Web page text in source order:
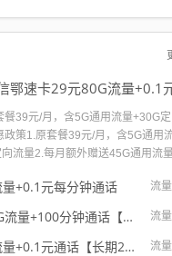
餐39元/月，含5G通用流量+30G
政策1.原套餐39元/月，含5G通用
流量2.每月额外赠送45G通用流
天折算）3.充50送50，本金立即
元分5个月返还，每个月返10元4.
40元体验金，体验金...
流
+0.1元每分钟通话
流
移动大泸卡29元+275G流量+100分钟通话【只发上海市内】
流
电信新星卡29元80G流量+0.1元通话【长期20年套餐】